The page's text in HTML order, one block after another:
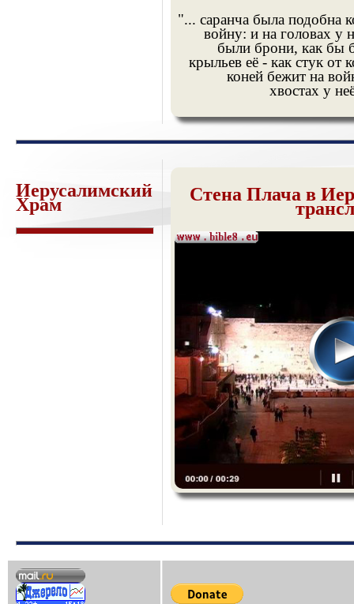
"... саранча была подобна
войну: и на головах у
были брони, как бы
крыльев её - как стук от
коней бежит на
хвостах у
Иерусалимский
Храм Стена Плача в